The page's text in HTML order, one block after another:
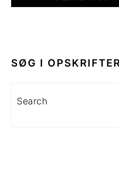
SIDEBAR
SØG I
Search